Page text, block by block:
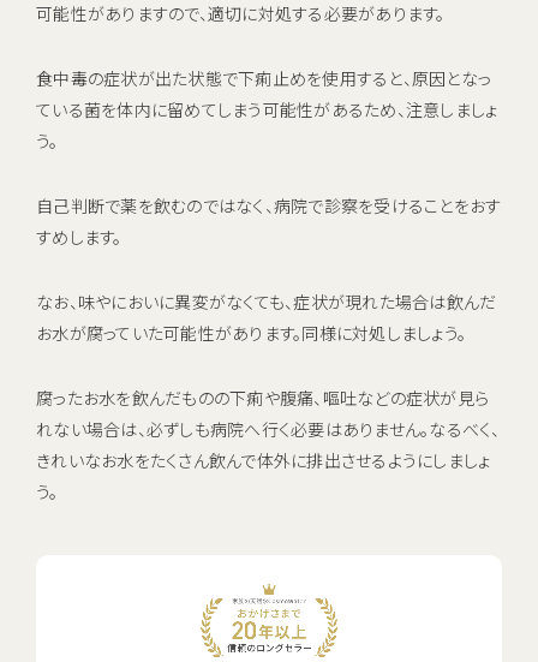
可能性がありますので、適切に対処する必要があります。
食中毒の症状が出た状態で下痢止めを使用すると、原因となっ
ている菌を体内に留めてしまう可能性があるため、注意しましょ
う。
自己判断で薬を飲むのではなく、病院で診察を受けることをおす
すめします。
なお、味やにおいに異変がなくても、症状が現れた場合は飲んだ
お水が腐っていた可能性があります。同様に対処しましょう。
腐ったお水を飲んだものの下痢や腹痛、嘔吐などの症状が見ら
れない場合は、必ずしも病院へ行く必要はありません。なるべく、
きれいなお水をたくさん飲んで体外に排出させるようにしましょ
う。